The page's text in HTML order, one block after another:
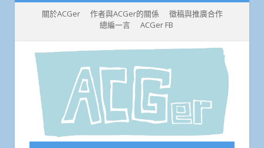
關於ACGer 作者與ACGer的關係
徵稿與推廣合作
總編一言
ACGer FB